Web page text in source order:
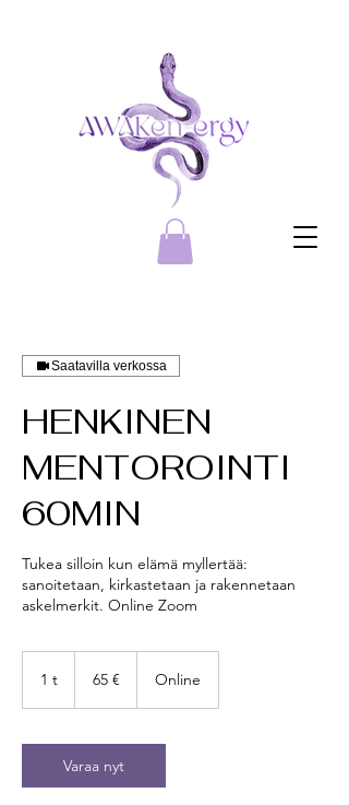
Saatavilla verkossa
HENKINEN
MENTOROINTI
60MIN
Tukea silloin kun elämä myllertää:
sanoitetaan, kirkastetaan ja rakennetaan
askelmerkit. Online Zoom
1 t 65 € Online
Varaa nyt